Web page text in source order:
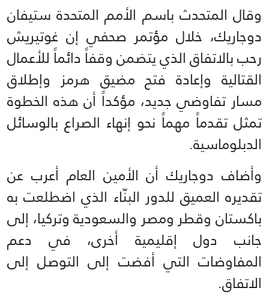
وقال المتحدث باسم الأمم المتحدة ستيفان
دوجاريك، خلال مؤتمر صحفي إن غوتيريش
رحب بالاتفاق الذي يتضمن وقفاً دائماً للأعمال
القتالية وإعادة فتح مضيق هرمز وإطلاق
مسار تفاوضي جديد، مؤكداً أن هذه الخطوة
تمثل تقدماً مهماً نحو إنهاء الصراع بالوسائل
الدبلوماسية.
وأضاف دوجاريك أن الأمين العام أعرب عن
تقديره العميق للدور البنّاء الذي اضطلعت به
باكستان وقطر ومصر والسعودية وتركيا، إلى
جانب دول إقليمية أخرى، في دعم
المفاوضات التي أفضت إلى التوصل إلى
الاتفاق.